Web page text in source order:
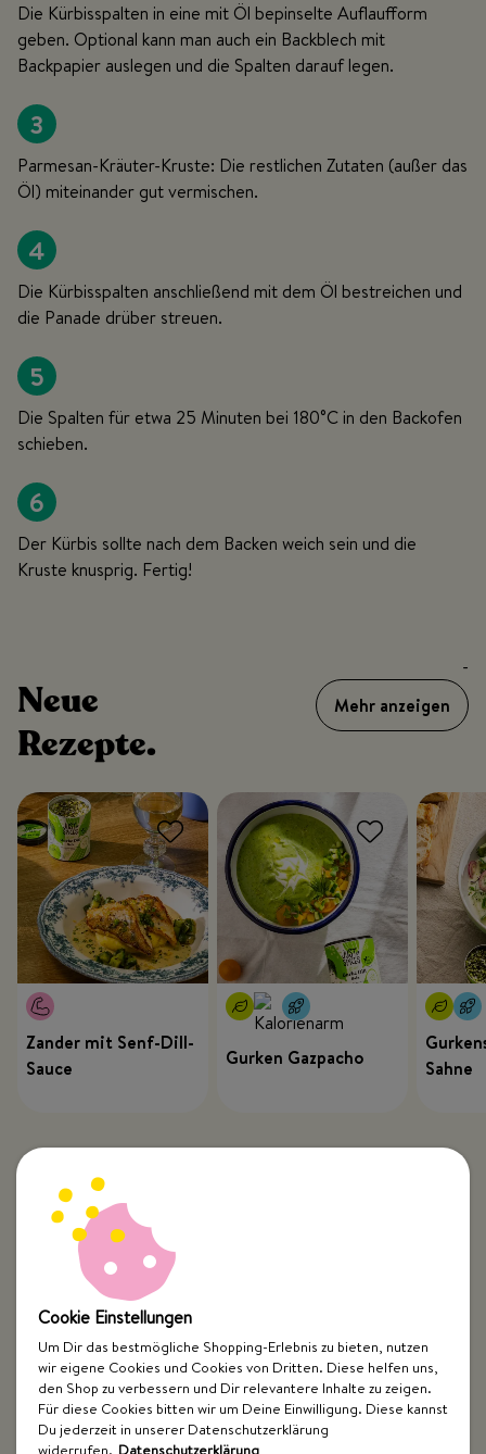
Die Kürbisspalten in eine mit Öl bepinselte Auflaufform
geben. Optional kann man auch ein Backblech mit
Backpapier auslegen und die Spalten darauf legen.
3
Parmesan-Kräuter-Kruste: Die restlichen Zutaten (außer das
Öl) miteinander gut vermischen.
4
Die Kürbisspalten anschließend mit dem Öl bestreichen und
die Panade drüber streuen.
5
Die Spalten für etwa 25 Minuten bei 180°C in den Backofen
schieben.
6
Der Kürbis sollte nach dem Backen weich sein und die
Kruste knusprig. Fertig!
-
Neue
Rezepte.
Mehr anzeigen
Zander mit Senf-Dill-
Sauce
Gurken Gazpacho
Sahne
Top Kategorien
Just Spices
Cookie Einstellungen
Um Dir das bestmögliche Shopping-Erlebnis zu bieten, nutzen
wir eigene Cookies und Cookies von Dritten. Diese helfen uns,
den Shop zu verbessern und Dir relevantere Inhalte zu zeigen.
Für diese Cookies bitten wir um Deine Einwilligung. Diese kannst
Du jederzeit in unserer Datenschutzerklärung
widerrufen. Datenschutzerklärung